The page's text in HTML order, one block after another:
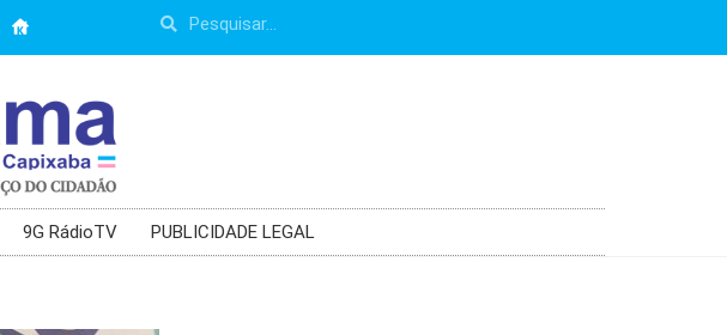
9G RádioTV PUBLICIDADE LEGAL